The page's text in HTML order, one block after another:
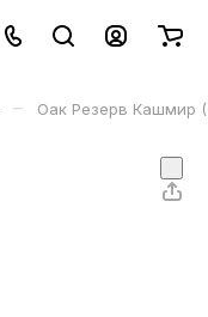
– Оак Резерв Кашмир